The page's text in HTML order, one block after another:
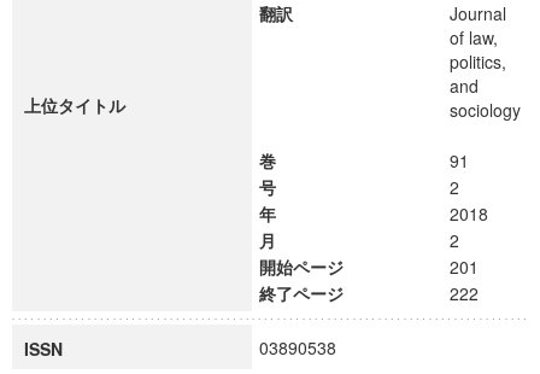
上位タイトル
翻訳
Journal
of law,
politics,
and
sociology
巻
91
号
2
年
2018
月
2
開始ページ
201
終了ページ
222
ISSN 03890538